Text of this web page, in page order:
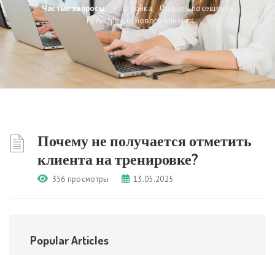
Частые запросы: Настройка, Открыть посещение
Регистрация нового клиента
Почему не получается отметить
клиента на тренировке?
356 просмотры 13.05.2025
Popular Articles